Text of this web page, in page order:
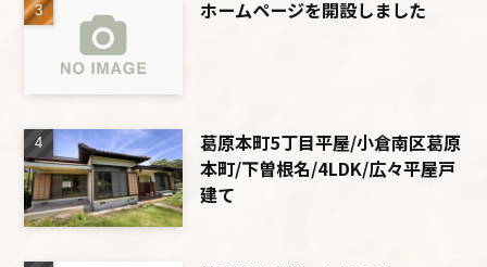
ホームページを開設しました
葛原本町5丁目平屋/小倉南区葛原
本町/下曽根名/4LDK/広々平屋戸
建て